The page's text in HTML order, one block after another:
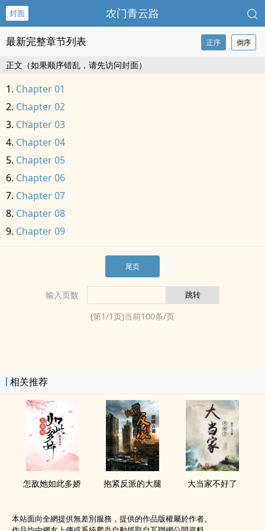
封面 农门青云路
最新完整章节列表 正序 倒序
正文（如果顺序错乱，请先访问封面）
Chapter 01
Chapter 02
Chapter 03
Chapter 04
Chapter 05
Chapter 06
Chapter 07
Chapter 08
Chapter 09
尾页
输入页数
(第1/1页)当前100条/页
相关推荐
怎敌她如此多娇 抱紧反派的大腿 大当家不好了
本站面向全網提供無差別服務，提供的作品版權屬於作者。